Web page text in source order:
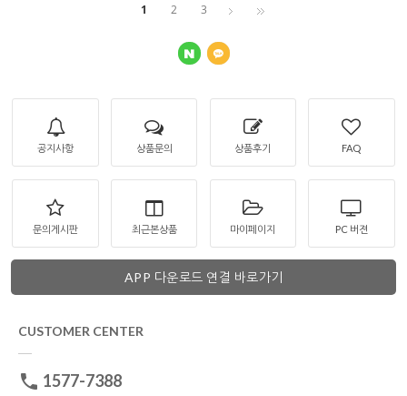
1 2 3
공지사항 상품문의 상품후기 FAQ
문의게시판 최근본상품 마이페이지 PC 버젼
APP 다운로드 연결 바로가기
CUSTOMER CENTER
1577-7388